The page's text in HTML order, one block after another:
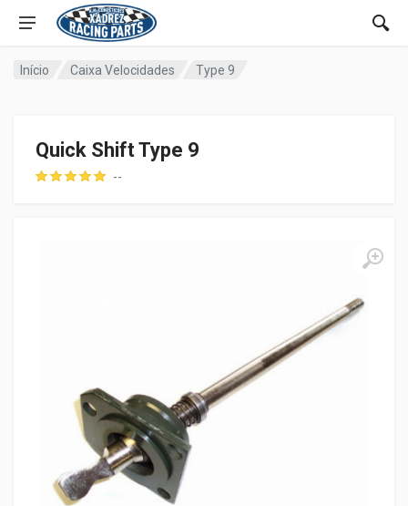
Início Caixa Velocidades Type 9
Quick Shift Type 9
--